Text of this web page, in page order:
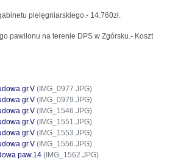
pielęgniarskiego.- 14.760zł.
pawilonu na terenie DPS w Zgórsku.- Koszt
gr.V (IMG_0977.JPG)
gr.V (IMG_0979.JPG)
gr.V (IMG_1546.JPG)
gr.V (IMG_1551.JPG)
gr.V (IMG_1553.JPG)
gr.V (IMG_1556.JPG)
paw.14 (IMG_1562.JPG)